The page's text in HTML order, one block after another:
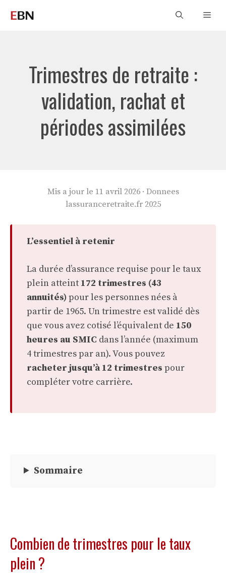
Trimestres de retraite :
validation, rachat et
périodes assimilées
Mis a jour le 11 avril 2026 · Donnees
lassuranceretraite.fr 2025
L’essentiel à retenir
La durée d’assurance requise pour le taux
plein atteint 172 trimestres (43
annuités) pour les personnes nées à
partir de 1965. Un trimestre est validé dès
que vous avez cotisé l’équivalent de 150
heures au SMIC dans l’année (maximum
4 trimestres par an). Vous pouvez
racheter jusqu’à 12 trimestres pour
compléter votre carrière.
Sommaire
Combien de trimestres pour le taux
plein ?